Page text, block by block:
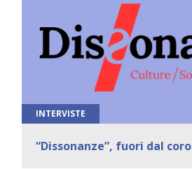
INTERVISTE
“Dissonanze”, fuori dal coro